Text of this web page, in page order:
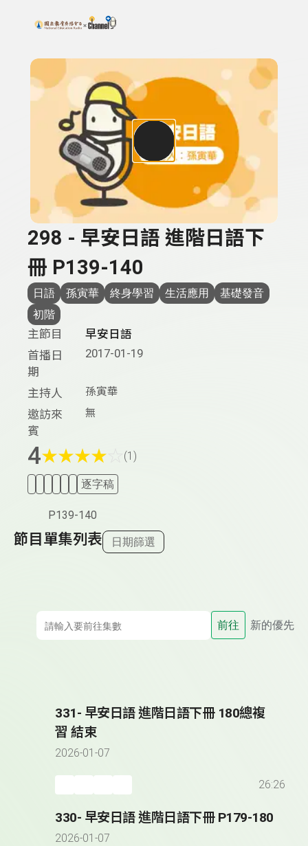
上方功能區塊
搜尋關鍵字：可輸入節目名稱、主持人或關鍵字
298 - 早安日語 進階日語下
冊 P139-140
日語 孫寅華 終身學習 生活應用
基礎發音
初階
主節目
早安日語
首播日
期
2017-01-19
主持人 孫寅華
邀訪來
賓
無
4★★★★ (1)
逐字稿
P139-140
節目單集列表 日期篩選
前往 新的優先
331- 早安日語 進階日語下冊 180總複
習 結束
2026-01-07
26:26
330- 早安日語 進階日語下冊 P179-180
2026-01-07